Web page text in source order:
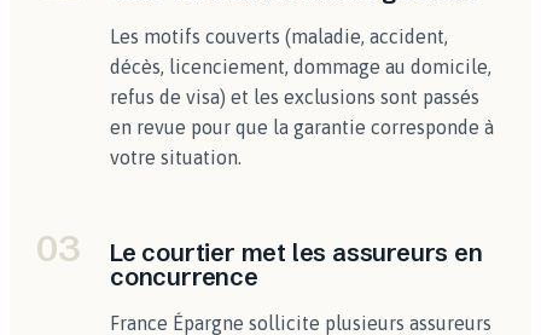
Les motifs couverts (maladie, accident,
décès, licenciement, dommage au domicile,
refus de visa) et les exclusions sont passés
en revue pour que la garantie corresponde à
votre situation.
03
Le courtier met les assureurs en
concurrence
France Épargne sollicite plusieurs assureurs